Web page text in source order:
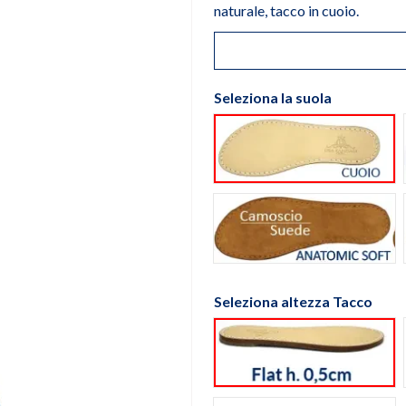
naturale, tacco in cuoio.
Seleziona la suola
Suola cuoio
Suola Anatomic
Seleziona altezza Tacco
flat h. 0,5cm